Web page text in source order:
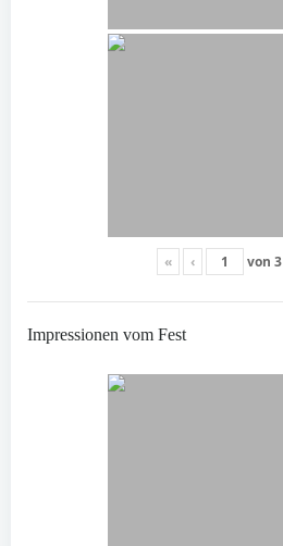
« ‹ von 3
Impressionen vom Fest